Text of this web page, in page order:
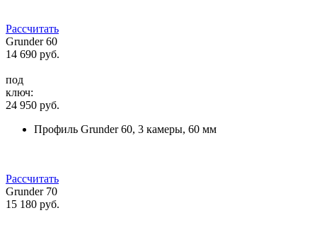
Рассчитать
Grunder 60
14 690 руб.
под
ключ:
24 950 руб.
Профиль Grunder 60, 3 камеры, 60 мм
Рассчитать
Grunder 70
15 180 руб.